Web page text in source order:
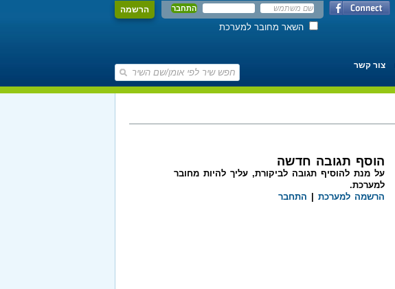
הרשמה
השאר מחובר למערכת
צור קשר
הוסף תגובה חדשה
על מנת להוסיף תגובה לביקורת, עליך להיות מחובר
למערכת.
הרשמה למערכת
התחבר